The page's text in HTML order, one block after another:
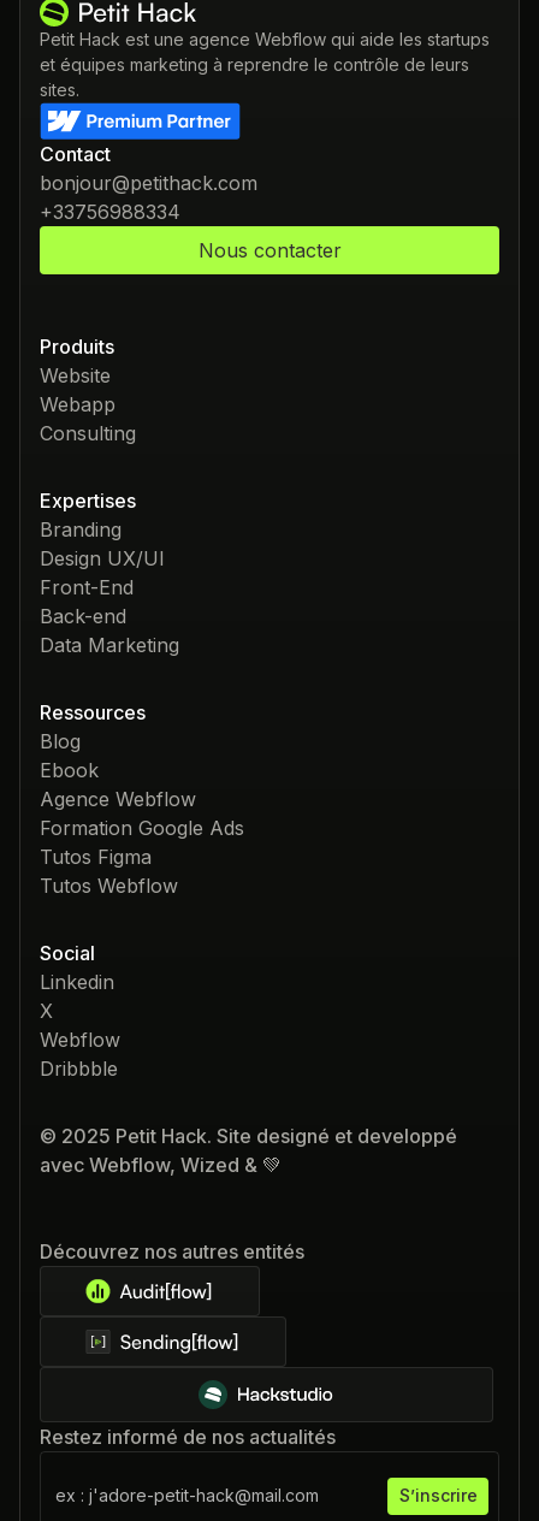
Petit Hack est une agence Webflow qui aide les startups
et équipes marketing à reprendre le contrôle de leurs
sites.
Contact
bonjour@petithack.com
+33756988334
Nous contacter
Produits
Website
Webapp
Consulting
Expertises
Branding
Design UX/UI
Front-End
Back-end
Data Marketing
Ressources
Blog
Ebook
Agence Webflow
Formation Google Ads
Tutos Figma
Tutos Webflow
Social
Linkedin
X
Webflow
Dribbble
Découvrez nos autres entités
Restez informé de nos actualités
© 2025 Petit Hack. Site designé et developpé
avec Webflow, Wized & 💚